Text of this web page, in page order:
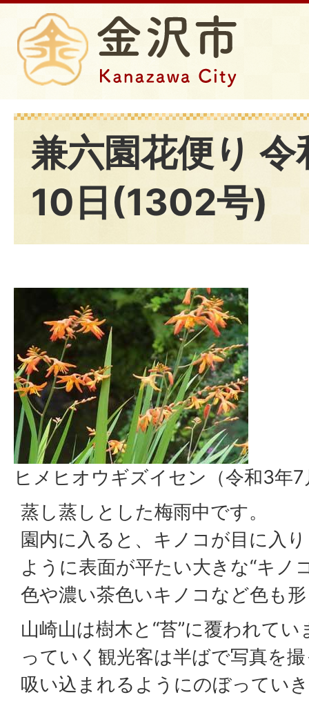
兼六園花便り
10日(1302号)
ヒメヒオウギズイセン（令和3年
蒸し蒸しとした梅雨中です。
園内に入ると、キノコが目に入
ように表面が平たい大きな“キノ
色や濃い茶色いキノコなど色も
山崎山は樹木と“苔”に覆われて
っていく観光客は半ばで写真を
吸い込まれるようにのぼってい